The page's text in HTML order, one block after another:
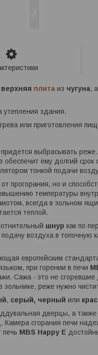
плита из чугуна,
утепления здания.
или приготовления
выбрасывать
обеспечит ему долгий
тонкой подачи
прогорания, но и
температуры
всегда в зольном
теплой.
шнур как по
воздуха в топочную
европейским
при горении в печи
Сажа - это не
зольнике, реже нужно
, серый, черный или
дверцы, а также
Камера сгорания печи
печь MBS Happy E